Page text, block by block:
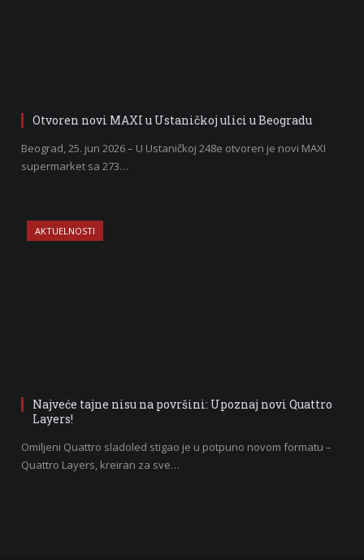
Otvoren novi MAXI u Ustaničkoj ulici u Beogradu
Beograd, 25. jun 2026 – U Ustaničkoj 248e otvoren je novi MAXI
supermarket sa 273…
AKTUELNOSTI
Najveće tajne nisu na površini: Upoznaj novi Quattro
Layers!
Omiljeni Quattro sladoled stigao je u potpuno novom formatu –
Quattro Layers, kreiran za sve…